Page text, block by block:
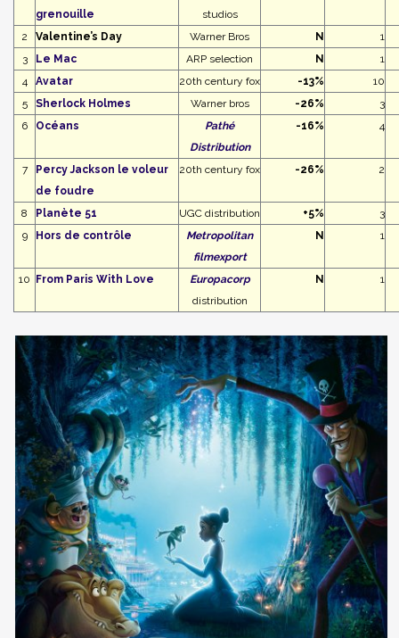
grenouille
studios
2 Valentine’s Day Warner Bros N
1
3
Le Mac ARP selection N
1
4
Avatar 20th century fox -13%
10
5
Sherlock Holmes Warner bros -26%
3
6
Océans
Pathé
Distribution
-16% 4
7
Percy Jackson le voleur
de foudre
20th century fox -26% 2
8 Planète 51 UGC distribution +5%
3
9
Hors de contrôle
Metropolitan
filmexport
N 1
10 From Paris With Love
Europacorp
distribution
N 1